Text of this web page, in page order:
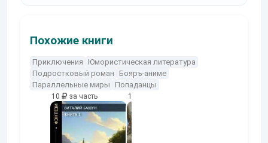
Похожие книги
Приключения
Юмористическая литература
Подростковый роман
Бояръ-аниме
Параллельные миры
Попаданцы
10 за часть 10